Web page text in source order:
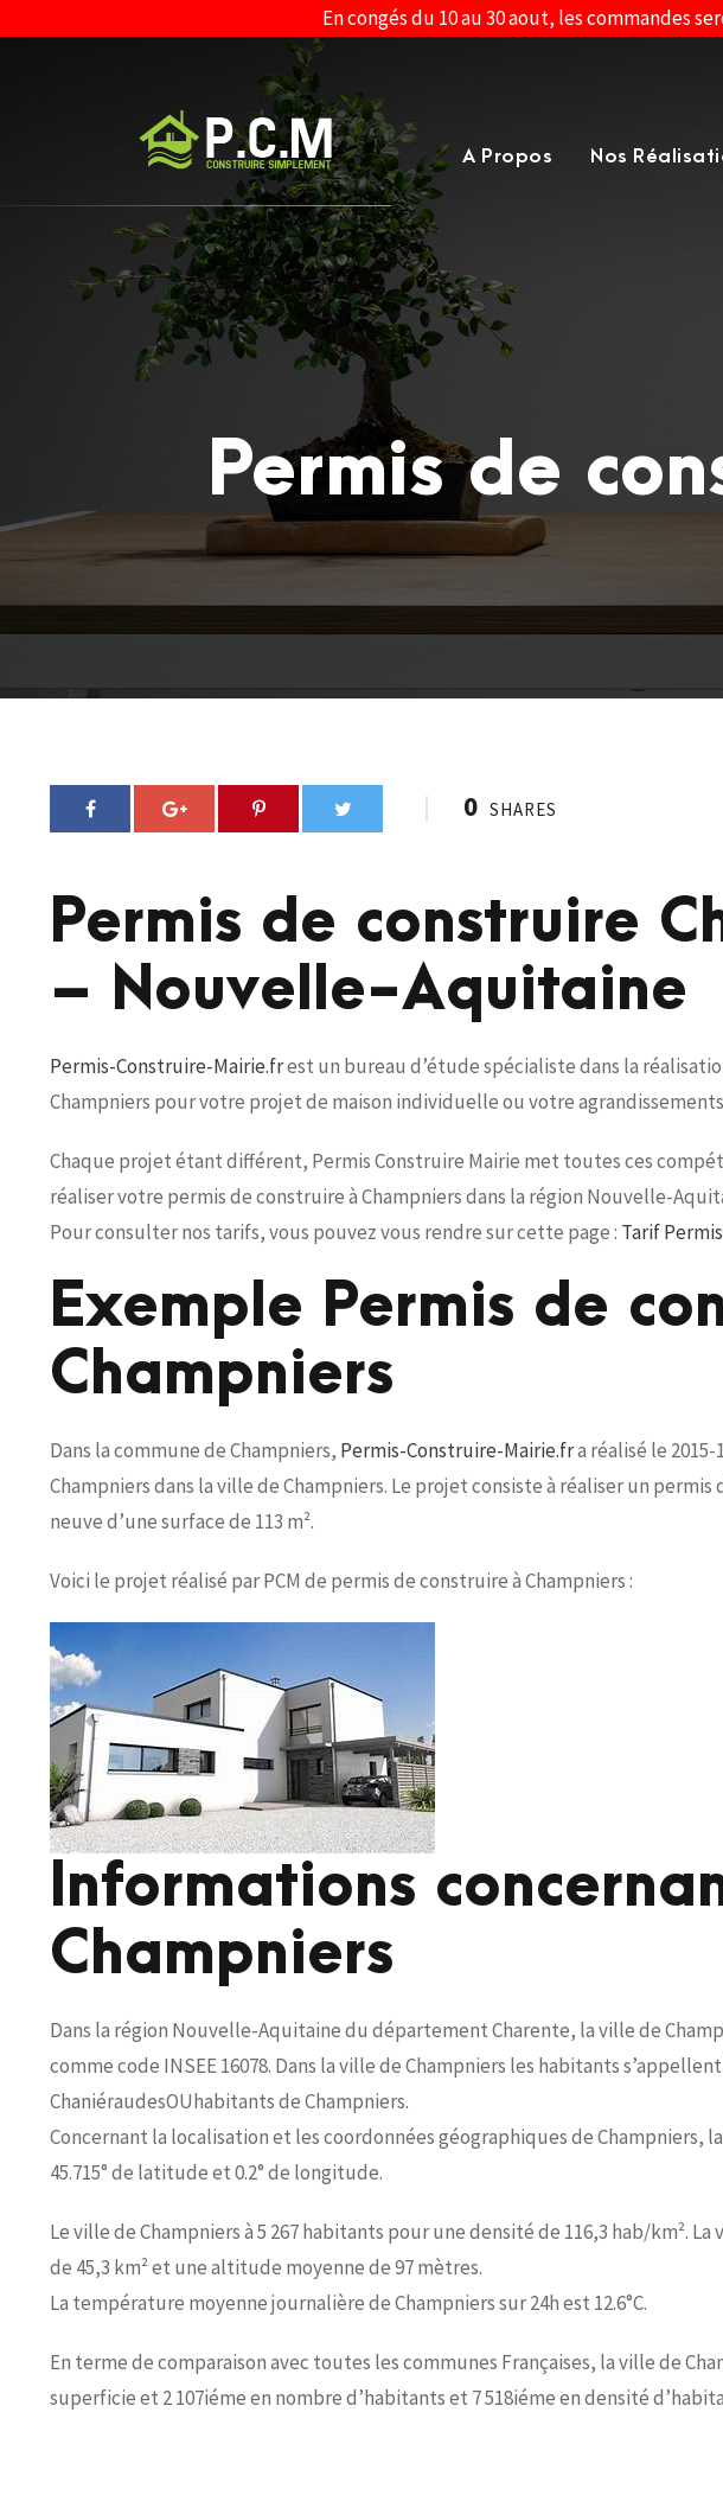
En congés du 10 au 30 aout, les commandes
A Propos Nos
Permis de
0 SHARES
Permis de construire
– Nouvelle-Aquitaine
Permis-Construire-Mairie.frest un bureau d’étude spécialiste dans la
Champniers pour votre projet de maison individuelle ou votre
Chaque projet étant différent, Permis Construire Mairie met toutes ces
réaliser votre permis de construire à Champniers dans la région Nouvelle-
Pour consulter nos tarifs, vous pouvez vous rendre sur cette page : Tarif
Exemple Permis de
Champniers
Dans la commune de Champniers, Permis-Construire-Mairie.fra réalisé le
Champniers dans la ville de Champniers. Le projet consiste à réaliser un
neuve d’une surface de 113 m².
Voici le projet réalisé par PCM de permis de construire à Champniers :
Informations
Champniers
Dans la région Nouvelle-Aquitaine du département Charente, la ville de
comme code INSEE 16078. Dans la ville de Champniers les habitants
ChaniéraudesOUhabitants de Champniers.
Concernant la localisation et les coordonnées géographiques de Champniers,
45.715° de latitude et 0.2° de longitude.
Le ville de Champniers à 5 267 habitants pour une densité de 116,3 hab/km².
de 45,3 km² et une altitude moyenne de 97 mètres.
La température moyenne journalière de Champniers sur 24h est 12.6°C.
En terme de comparaison avec toutes les communes Françaises, la ville de
superficie et 2 107iéme en nombre d’habitants et 7 518iéme en densité